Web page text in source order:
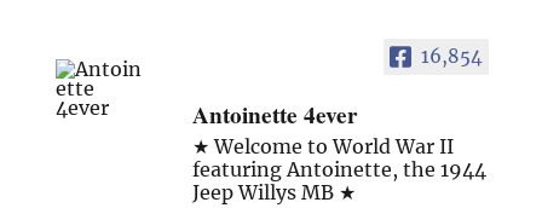
16,854
Antoinette 4ever
★ Welcome to World War II
featuring Antoinette, the 1944
Jeep Willys MB ★